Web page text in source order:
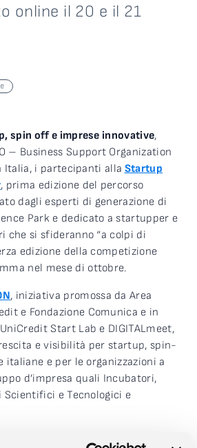
online il 20 e il 21
spin off e imprese innovative,
– Business Support Organization
i partecipanti alla Startup
, prima edizione del percorso
dagli esperti di generazione di
Park e dedicato a startupper e
che si sfideranno “a colpi di
edizione della competizione
nel mese di ottobre.
, iniziativa promossa da Area
e Fondazione Comunica e in
Start Lab e DIGITALmeet,
e visibilità per startup, spin-
italiane e per le organizzazioni a
d’impresa quali Incubatori,
Scientifici e Tecnologici e